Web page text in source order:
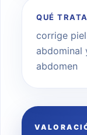
QUÉ TRATA
corrige
abdominal
abdomen